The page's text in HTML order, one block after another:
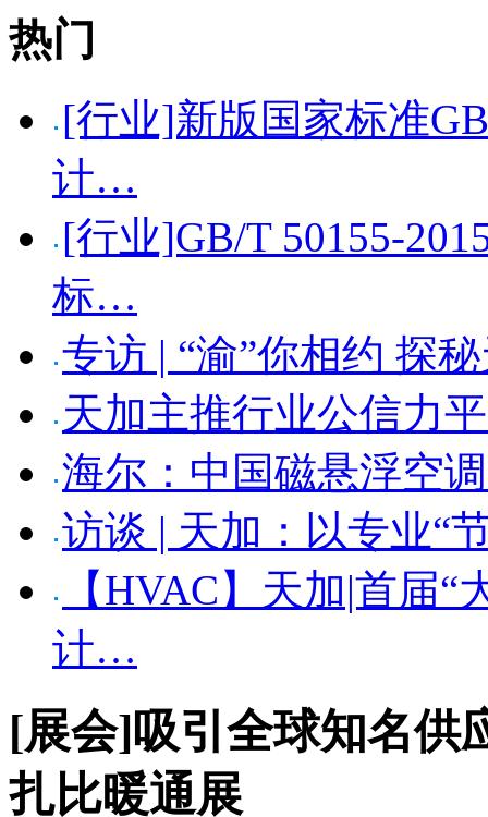
热门
[行业]新版国家标准
计…
[行业]GB/T 50155-
标…
专访 | “渝”你相约 探
天加主推行业公信力
海尔：中国磁悬浮空
访谈 | 天加：以专业“
【HVAC】天加|首届
计…
[展会]吸引全球知名
扎比暖通展